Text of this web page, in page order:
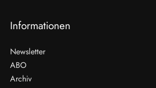
Informationen
Newsletter
ABO
Archiv